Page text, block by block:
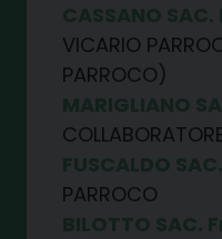
VICARIO
PARROCO)
PARROCO